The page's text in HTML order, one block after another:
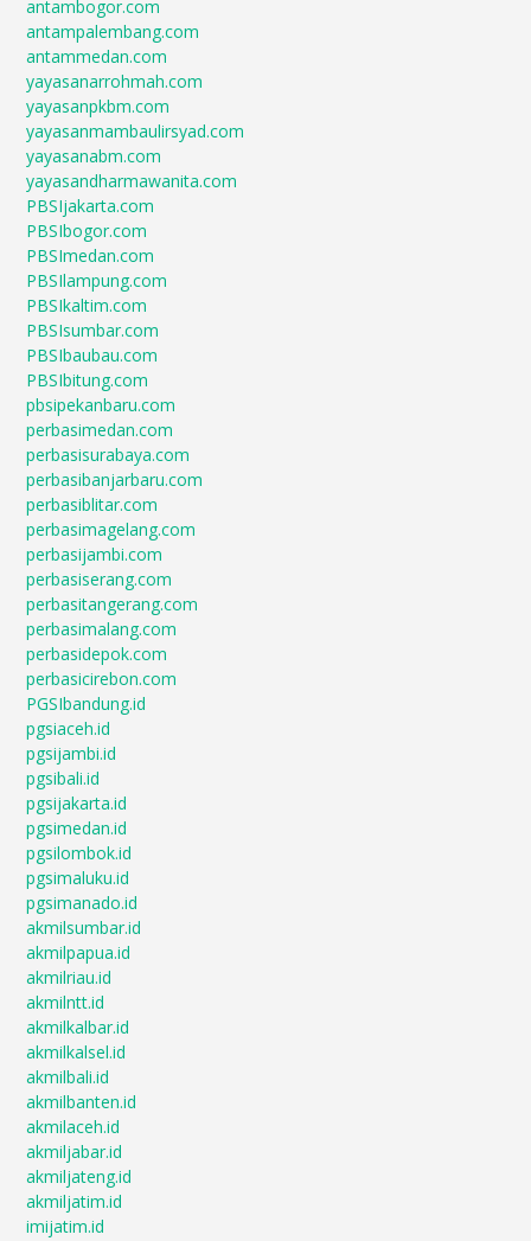
antambogor.com
antampalembang.com
antammedan.com
yayasanarrohmah.com
yayasanpkbm.com
yayasanmambaulirsyad.com
yayasanabm.com
yayasandharmawanita.com
PBSIjakarta.com
PBSIbogor.com
PBSImedan.com
PBSIlampung.com
PBSIkaltim.com
PBSIsumbar.com
PBSIbaubau.com
PBSIbitung.com
pbsipekanbaru.com
perbasimedan.com
perbasisurabaya.com
perbasibanjarbaru.com
perbasiblitar.com
perbasimagelang.com
perbasijambi.com
perbasiserang.com
perbasitangerang.com
perbasimalang.com
perbasidepok.com
perbasicirebon.com
PGSIbandung.id
pgsiaceh.id
pgsijambi.id
pgsibali.id
pgsijakarta.id
pgsimedan.id
pgsilombok.id
pgsimaluku.id
pgsimanado.id
akmilsumbar.id
akmilpapua.id
akmilriau.id
akmilntt.id
akmilkalbar.id
akmilkalsel.id
akmilbali.id
akmilbanten.id
akmilaceh.id
akmiljabar.id
akmiljateng.id
akmiljatim.id
imijatim.id